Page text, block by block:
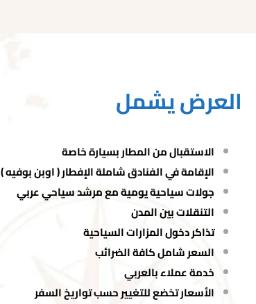
العرض يشمل
الاستقبال من المطار بسيارة خاصة
الإقامة في الفنادق شاملة الإفطار ( اوبن بوفيه )
جولات سياحية يومية مع مرشد سياحي عربي
التنقلات بين المدن
تذاكر دخول المزارات السياحية
السعر شامل كافة الضرائب
خدمة عملاء بالعربي
الأسعار تخضع للتغيير حسب تواريخ السفر